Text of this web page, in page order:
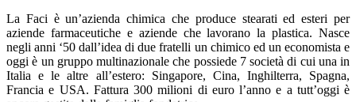
La Faci è un’azienda chimica che produce stearati ed esteri per
aziende farmaceutiche e aziende che lavorano la plastica. Nasce
negli anni ‘50 dall’idea di due fratelli un chimico ed un economista e
oggi è un gruppo multinazionale che possiede 7 società di cui una in
Italia e le altre all’estero: Singapore, Cina, Inghilterra, Spagna,
Francia e USA. Fattura 300 milioni di euro l’anno e a tutt’oggi è